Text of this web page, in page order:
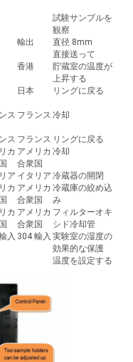
試験サンプルを
観察
輸出
直径 8mm
直接送って
香港
貯蔵室の温度が
上昇する
日本 リングに戻る
ス フランス 冷却
ス フランス リングに戻る
カ アメリカ
合衆国
冷却
ア イタリア 冷蔵器の開閉
カ アメリカ
合衆国
冷蔵庫の絞め込
み
カ アメリカ
合衆国
フィルターオキ
シド冷却管
入 304 輸入 実験室の湿度の
効果的な保護
温度を設定する